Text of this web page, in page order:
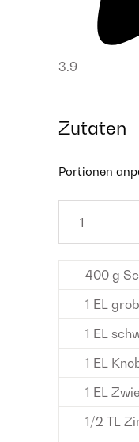
3.9
Zutaten
Portionen
400 g
1 EL
1 EL
1 EL
1 EL
1/2 TL